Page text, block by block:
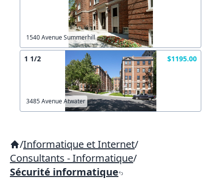
1540 Avenue Summerhill
1 1/2 $1195.00
3485 Avenue Atwater
/Informatique et Internet/
Consultants - Informatique/
Sécurité informatique